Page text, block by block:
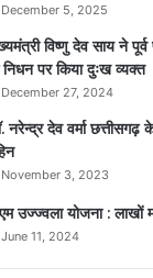
December 5, 2025
विष्णु देव साय ने
पर किया दुःख व्यक्त
December 27, 2024
नरेन्द्र देव वर्मा छत्तीसगढ़
November 3, 2023
उज्ज्वला योजना : लाखों
June 11, 2024